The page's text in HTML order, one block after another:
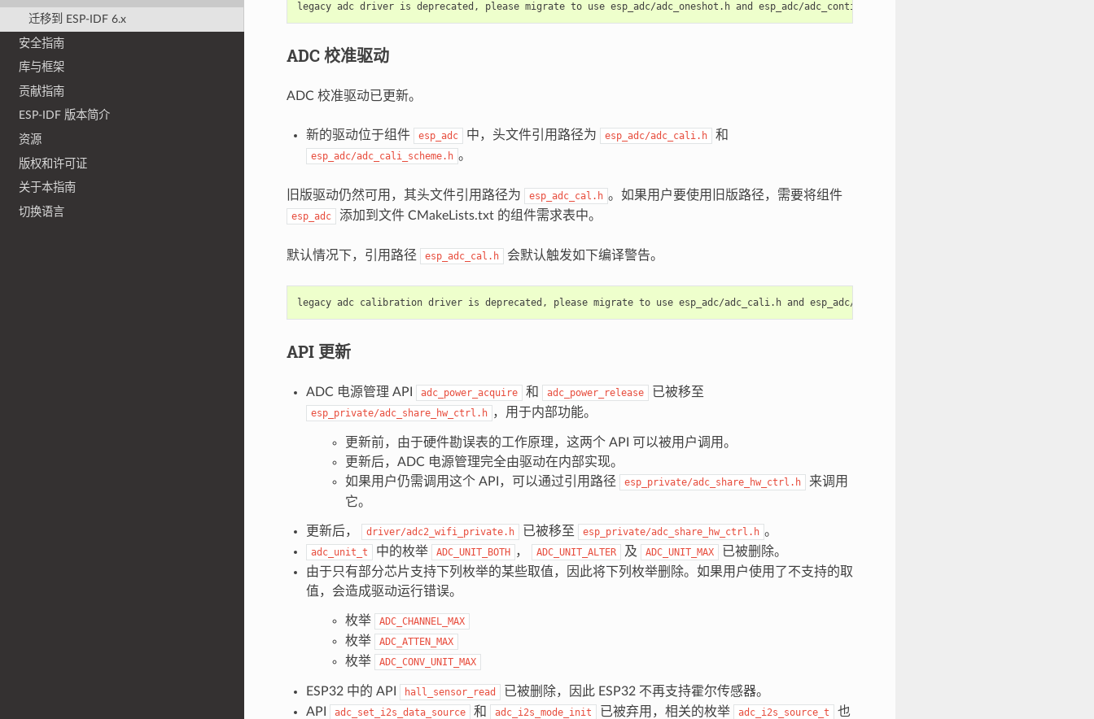
迁移到 ESP-IDF 6.x
安全指南
库与框架
贡献指南
ESP-IDF 版本简介
资源
版权和许可证
关于本指南
切换语言
ADC 校准驱动
ADC 校准驱动已更新。
新的驱动位于组件 esp_adc 中，头文件引用路径为 esp_adc/adc_cali.h 和
esp_adc/adc_cali_scheme.h 。
旧版驱动仍然可用，其头文件引用路径为 esp_adc_cal.h 。如果用户要使用旧版路径，需要将组件
esp_adc 添加到文件 CMakeLists.txt 的组件需求表中。
默认情况下，引用路径 esp_adc_cal.h 会默认触发如下编译警告。
API 更新
ADC 电源管理 API adc_power_acquire 和 adc_power_release 已被移至
esp_private/adc_share_hw_ctrl.h ，用于内部功能。
更新前，由于硬件勘误表的工作原理，这两个 API 可以被用户调用。
更新后，ADC 电源管理完全由驱动在内部实现。
如果用户仍需调用这个 API，可以通过引用路径
esp_private/adc_share_hw_ctrl.h
来调用
它。
更新后， driver/adc2_wifi_private.h 已被移至 esp_private/adc_share_hw_ctrl.h 。
adc_unit_t 中的枚举 ADC_UNIT_BOTH ， ADC_UNIT_ALTER 及 ADC_UNIT_MAX
已被删除。
由于只有部分芯片支持下列枚举的某些取值，因此将下列枚举删除。如果用户使用了不支持的取
值，会造成驱动运行错误。
枚举 ADC_CHANNEL_MAX
枚举 ADC_ATTEN_MAX
枚举 ADC_CONV_UNIT_MAX
ESP32 中的 API hall_sensor_read
已被删除，因此 ESP32 不再支持霍尔传感器。
API
adc_set_i2s_data_source 和 adc_i2s_mode_init 已被弃用，相关的枚举 adc_i2s_source_t
也